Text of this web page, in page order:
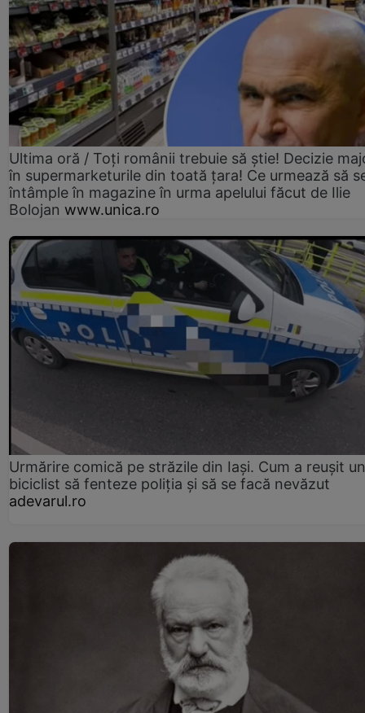
Ultima oră / Toți românii trebuie să știe! Decizie
în supermarketurile din toată țara! Ce urmează să
întâmple în magazine în urma apelului făcut de Ilie
Bolojan www.unica.ro
Urmărire comică pe străzile din Iași. Cum a reușit un
biciclist să fenteze poliția și să se facă nevăzut
adevarul.ro